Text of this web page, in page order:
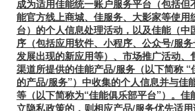
成为适用佳能统一账户服务平台（包括但
能官方线上商城、佳服务、大影家等使用
台）的个人信息处理活动，以及佳能（中
序（包括应用软件、小程序、公众号/服
发展出现的新应用等）、市场推广活动、
渠道所提供的佳能产品/服务（以下简称 “
的产品/服务”）中收集的个人信息并与佳
等（以下简称为“佳能俱乐部平台”）。佳
立隐私政策的，则相应产品/服务优先适